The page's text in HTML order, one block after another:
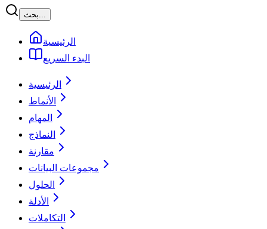
بحث...
الرئيسية
البدء السريع
الرئيسية
الأنماط
المهام
النماذج
مقارنة
مجموعات البيانات
الحلول
الأدلة
التكاملات